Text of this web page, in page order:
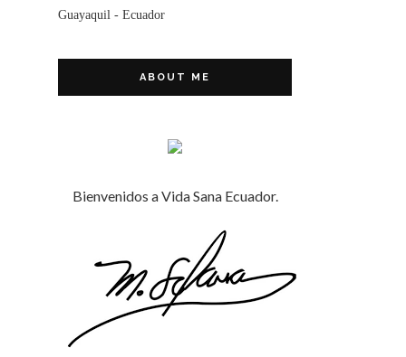
Guayaquil - Ecuador
ABOUT ME
Bienvenidos a Vida Sana Ecuador.